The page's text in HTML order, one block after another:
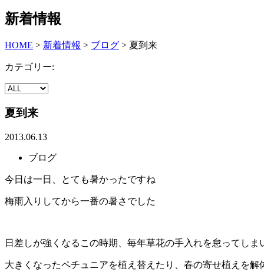
新着情報
HOME > 新着情報 > ブログ > 夏到来
カテゴリー:
夏到来
2013.06.13
ブログ
今日は一日、とても暑かったですね
梅雨入りしてから一番の暑さでした
日差しが強くなるこの時期、毎年草花の手入れを怠ってしま
大きくなったペチュニアを植え替えたり、春の寄せ植えを解